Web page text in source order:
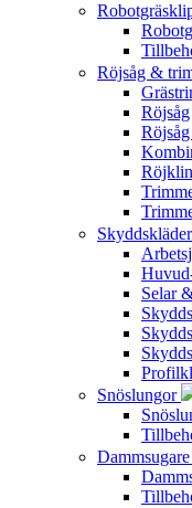
Röjsåg &
Röjsåg
Selar
Snöslungor
Dammsugare